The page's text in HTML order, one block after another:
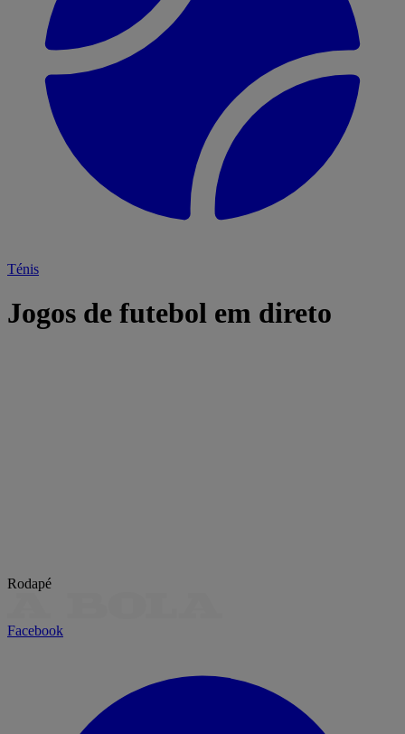
Ténis
Jogos de futebol em direto
Rodapé
Facebook